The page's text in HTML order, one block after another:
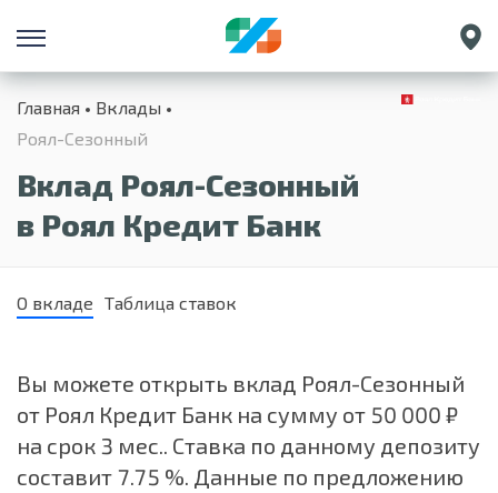
Санкт-Петербург
Екатеринбург
Нижний Новгород
Главная
Вклады
Роял-Сезонный
Вклад Роял-Сезонный
в Роял Кредит Банк
О вкладе Таблица ставок
Вы можете открыть вклад Роял-Сезонный
от Роял Кредит Банк на сумму от 50 000 ₽
на срок 3 мес.. Ставка по данному депозиту
составит 7.75 %. Данные по предложению